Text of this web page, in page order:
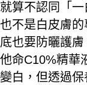
就算不認同「
也不是白皮膚
底也要防曬護
他命C10%精華
變白，但透過保